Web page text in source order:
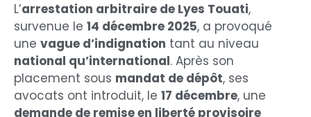
L’arrestation arbitraire de Lyes Touati,
survenue le 14 décembre 2025, a provoqué
une vague d’indignation tant au niveau
national qu’international. Après son
placement sous mandat de dépôt, ses
avocats ont introduit, le 17 décembre, une
demande de remise en liberté provisoire